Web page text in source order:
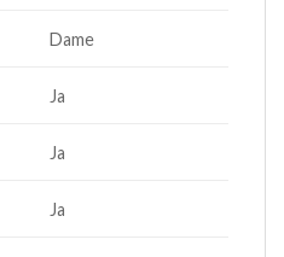
Dame
Ja
Ja
Ja